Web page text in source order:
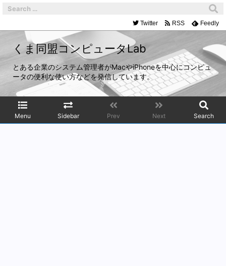
くま同盟コンピュータLab
とある企業のシステム管理者がMacやiPhoneを中心にコンピュ
ータの便利な使い方などを発信しています。
Menu Sidebar Prev Next Search
Twitter RSS Feedly